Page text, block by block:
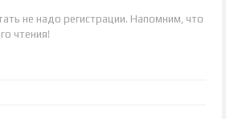
не надо регистрации. Напомним, что
чтения!